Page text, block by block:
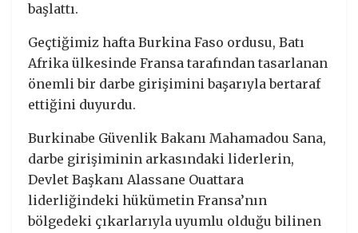
başlattı.
Geçtiğimiz hafta Burkina Faso ordusu, Batı
Afrika ülkesinde Fransa tarafından tasarlanan
önemli bir darbe girişimini başarıyla bertaraf
ettiğini duyurdu.
Burkinabe Güvenlik Bakanı Mahamadou Sana,
darbe girişiminin arkasındaki liderlerin,
Devlet Başkanı Alassane Ouattara
liderliğindeki hükümetin Fransa’nın
bölgedeki çıkarlarıyla uyumlu olduğu bilinen